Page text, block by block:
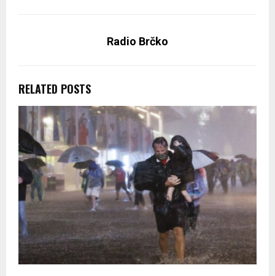
Radio Brčko
RELATED POSTS